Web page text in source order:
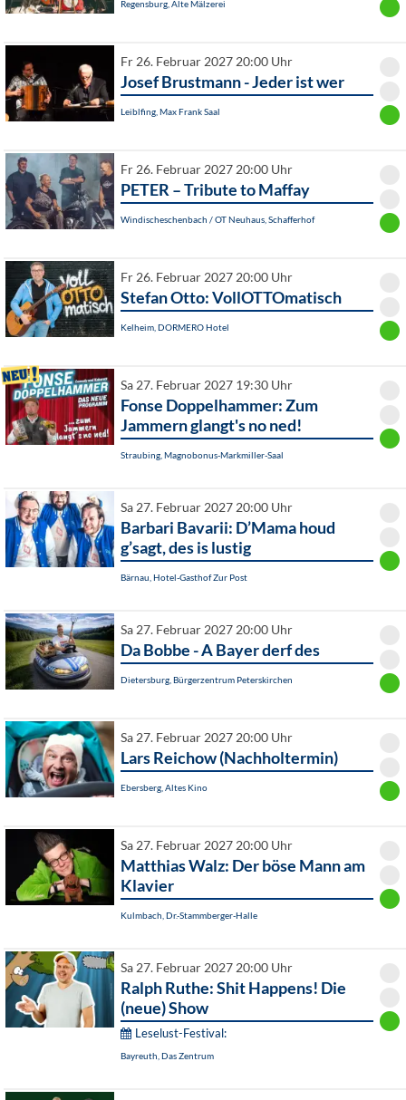
Regensburg, Alte Mälzerei
Fr 26. Februar 2027 20:00 Uhr
Josef Brustmann - Jeder ist wer
Leiblfing, Max Frank Saal
Fr 26. Februar 2027 20:00 Uhr
PETER – Tribute to Maffay
Windischeschenbach / OT Neuhaus, Schafferhof
Fr 26. Februar 2027 20:00 Uhr
Stefan Otto: VollOTTOmatisch
Kelheim, DORMERO Hotel
Sa 27. Februar 2027 19:30 Uhr
Fonse Doppelhammer: Zum
Jammern glangt's no ned!
Straubing, Magnobonus-Markmiller-Saal
Sa 27. Februar 2027 20:00 Uhr
Barbari Bavarii: D’Mama houd
g’sagt, des is lustig
Bärnau, Hotel-Gasthof Zur Post
Sa 27. Februar 2027 20:00 Uhr
Da Bobbe - A Bayer derf des
Dietersburg, Bürgerzentrum Peterskirchen
Sa 27. Februar 2027 20:00 Uhr
Lars Reichow (Nachholtermin)
Ebersberg, Altes Kino
Sa 27. Februar 2027 20:00 Uhr
Matthias Walz: Der böse Mann am
Klavier
Kulmbach, Dr.-Stammberger-Halle
Sa 27. Februar 2027 20:00 Uhr
Ralph Ruthe: Shit Happens! Die
(neue) Show
Leselust-Festival:
Bayreuth, Das Zentrum